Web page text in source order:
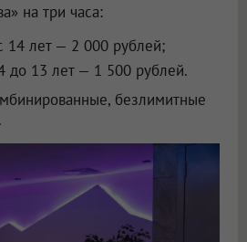
на три часа:
14 лет — 2 000 рублей;
до 13 лет — 1 500 рублей.
безлимитные